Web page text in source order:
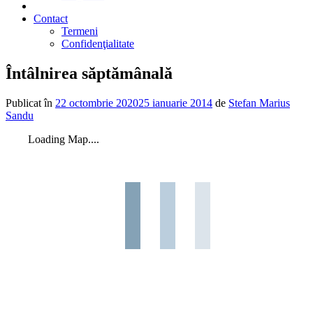
Contact
Termeni
Confidenţialitate
Întâlnirea săptămânală
Publicat în 22 octombrie 202025 ianuarie 2014 de Stefan Marius
Sandu
Loading Map....